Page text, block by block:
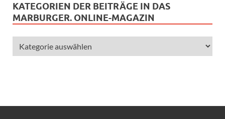
KATEGORIEN DER BEITRÄGE IN DAS
MARBURGER. ONLINE-MAGAZIN